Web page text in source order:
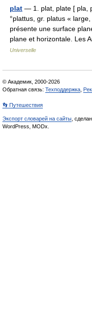
plat — 1. plat, plate [ pla,
°plattus, gr. platus «
présente une surface
plane et horizontale.
Universelle
© Академик, 2000-2026
Обратная связь: Техподдержка
👣 Путешествия
Экспорт словарей на сайты ,
WordPress, MODx.